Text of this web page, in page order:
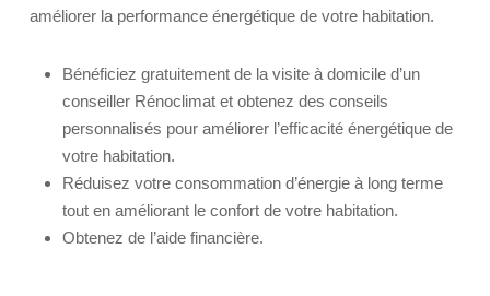
améliorer la performance énergétique de votre habitation.
Bénéficiez gratuitement de la visite à domicile d’un
conseiller Rénoclimat et obtenez des conseils
personnalisés pour améliorer l’efficacité énergétique de
votre habitation.
Réduisez votre consommation d’énergie à long terme
tout en améliorant le confort de votre habitation.
Obtenez de l’aide financière.